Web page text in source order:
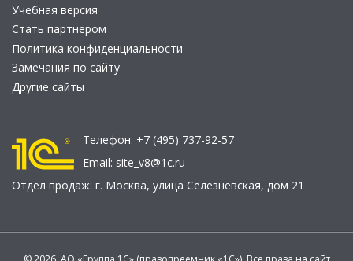
Учебная версия
Стать партнером
Политика конфиденциальности
Замечания по сайту
Другие сайты
Телефон: +7 (495) 737-92-57
Email: site_v8@1c.ru
Отдел продаж: г. Москва, улица Селезнёвская, дом 21